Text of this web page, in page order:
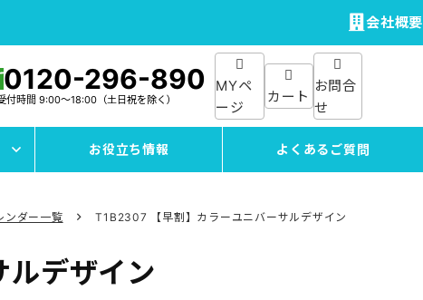
会社概要
MYペ
ージ
カート
お問合
せ
0120-296-890
付時間 9:00～18:00（土日祝を除く）
お役立ち情報 よくあるご質問
ダー一覧 T1B2307 【早割】カラーユニバーサルデザイン
ルデザイン